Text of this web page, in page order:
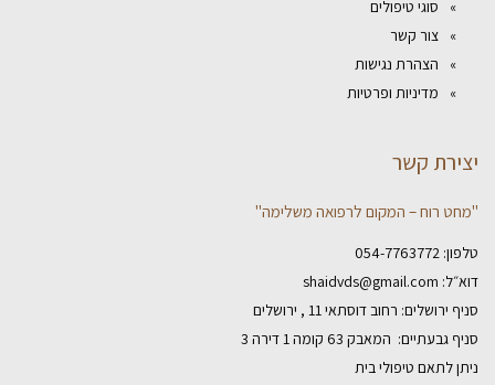
סוגי טיפולים
צור קשר
הצהרת נגישות
מדיניות ופרטיות
יצירת קשר
"מחט רוח – המקום לרפואה משלימה"
טלפון: 054-7763772
דוא״ל: shaidvds@gmail.com
סניף ירושלים: רחוב דוסתאי 11 , ירושלים
סניף גבעתיים: המאבק 63 קומה 1 דירה 3
ניתן לתאם טיפולי בית